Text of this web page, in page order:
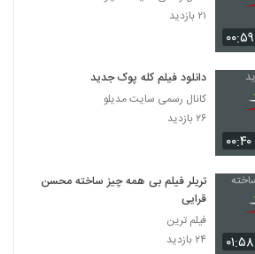
دانلود فیلم سینمایی در کمال خونسردی
۱,۱۷۱ بازدید
دانلود فیلم ناردون
کیفیت عالی
فیلم ایرانی من کارگرم
۰۰:۵۹
۲۱ بازدید
۰۰:۴۰
دانلود فیلم کله پوک جدید
کانال رسمی سایت مدیلو
۲۶ بازدید
۰۱:۵۸
تریلر فیلم بی همه چیز ساخته محسن
قرایی
فیلم ترین
۲۴ بازدید